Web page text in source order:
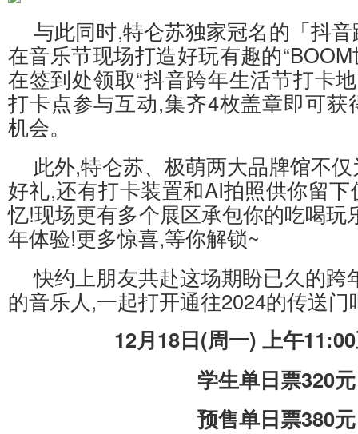
与此同时,特仑苏独家冠名的「抖
在音乐节现场打造好玩有趣的
在签到处领取“抖音跨年生活节打卡
打卡点参与互动,集齐4枚盖章即可获
机会。
此外,特仑苏、极萌两大品牌馆不
好礼,还有打卡装置和AI拍照供你留
忆!现场更有多个展区承包你的吃喝玩
年体验!更多惊喜,等你解锁~
快约上朋友共赴这场期盼已久的跨
的音乐人,一起打开通往2024的传送门
12月18日(周一) 上午
学生单日票320元
预售单日票380元